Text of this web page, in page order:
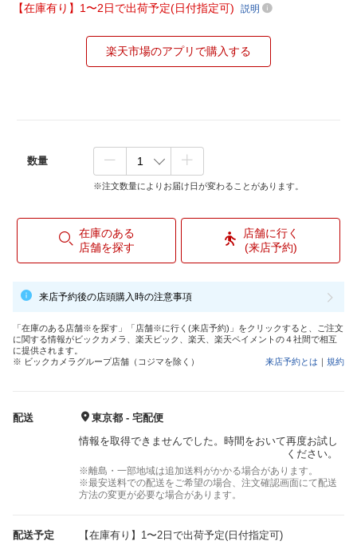
【在庫有り】1〜2日で出荷予定(日付指定可) 説明
楽天市場のアプリで購入する
数量
※注文数量によりお届け日が変わることがあります。
在庫のある
店舗を探す
店舗に行く
(来店予約)
来店予約後の店頭購入時の注意事項
「在庫のある店舗※を探す」「店舗※に行く(来店予約)」をクリックすると、ご注文
に関する情報がビックカメラ、楽天ビック、楽天、楽天ペイメントの４社間で相互
に提供されます。
※ ビックカメラグループ店舗（コジマを除く）
来店予約とは ｜ 規約
配送
東京都 - 宅配便
情報を取得できませんでした。時間をおいて再度お試し
ください。
※離島・一部地域は追加送料がかかる場合があります。
※最安送料での配送をご希望の場合、注文確認画面にて配送
方法の変更が必要な場合があります。
配送予定 【在庫有り】1〜2日で出荷予定(日付指定可)